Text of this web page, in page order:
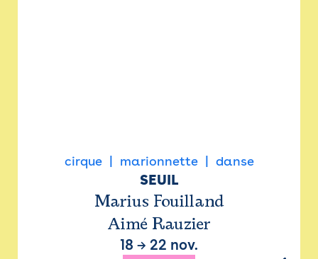
cirque marionnette danse
SEUIL
Marius Fouilland
Aimé Rauzier
18 → 22 nov.